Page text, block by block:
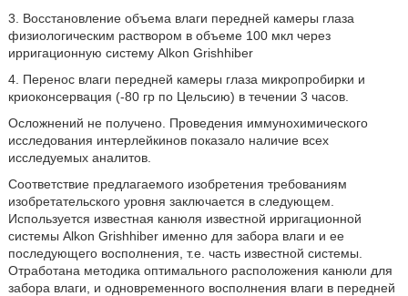
3. Восстановление объема влаги передней камеры глаза
физиологическим раствором в объеме 100 мкл через
ирригационную систему Alkon Grishhiber
4. Перенос влаги передней камеры глаза микропробирки и
криоконсервация (-80 гр по Цельсию) в течении 3 часов.
Осложнений не получено. Проведения иммунохимического
исследования интерлейкинов показало наличие всех
исследуемых аналитов.
Соответствие предлагаемого изобретения требованиям
изобретательского уровня заключается в следующем.
Используется известная канюля известной ирригационной
системы Alkon Grishhiber именно для забора влаги и ее
последующего восполнения, т.е. часть известной системы.
Отработана методика оптимального расположения канюли для
забора влаги, и одновременного восполнения влаги в передней